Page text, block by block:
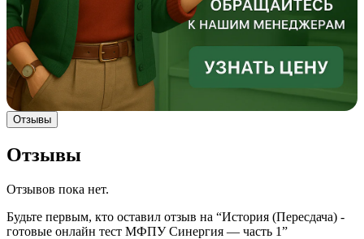
Отзывы
Отзывы
Отзывов пока нет.
Будьте первым, кто оставил отзыв на “История (Пересдача) -
готовые онлайн тест МФПУ Синергия — часть 1”